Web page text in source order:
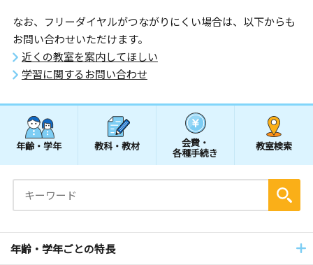
なお、フリーダイヤルがつながりにくい場合は、以下からも
お問い合わせいただけます。
近くの教室を案内してほしい
学習に関するお問い合わせ
年齢・学年 教科・教材 会費・
各種手続き
教室検索
年齢・学年ごとの特長